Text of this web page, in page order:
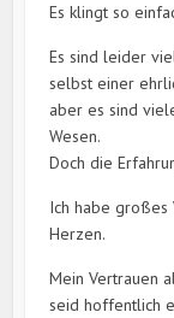
Es klingt so
Es sind leider
selbst einer
aber es sind
Wesen.
Doch die
Ich habe großes
Herzen.
Mein Vertrauen
seid hoffentlich